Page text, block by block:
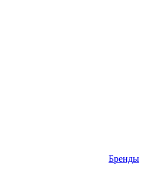
Бренды